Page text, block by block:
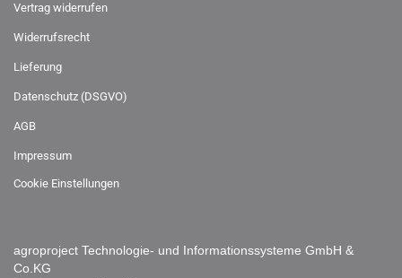
Vertrag widerrufen
Widerrufsrecht
Lieferung
Datenschutz (DSGVO)
AGB
Impressum
Cookie Einstellungen
agroproject Technologie- und Informationssysteme GmbH &
Co.KG